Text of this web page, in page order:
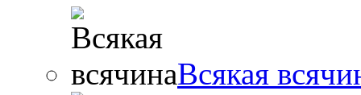
Всякая